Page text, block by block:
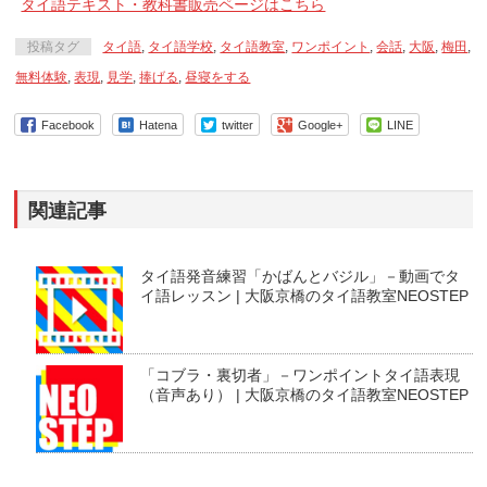
タイ語テキスト・教科書販売ページはこちら
投稿タグ タイ語 タイ語学校 タイ語教室 ワンポイント ,会話 大阪 ,梅田
無料体験 ,表現 見学 ,捧げる ,昼寝をする
Facebook Hatena twitter Google+ LINE
関連記事
タイ語発音練習「かばんとバジル」－動画でタ
イ語レッスン | 大阪京橋のタイ語教室NEOSTEP
「コブラ・裏切者」－ワンポイントタイ語表現
（音声あり） | 大阪京橋のタイ語教室NEOSTEP